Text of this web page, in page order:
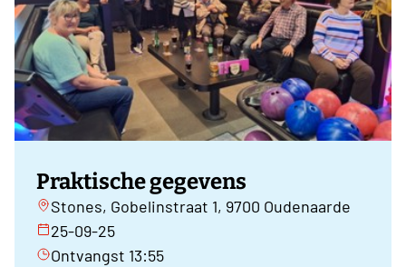
Praktische gegevens
Stones, Gobelinstraat 1, 9700 Oudenaarde
25-09-25
Ontvangst 13:55